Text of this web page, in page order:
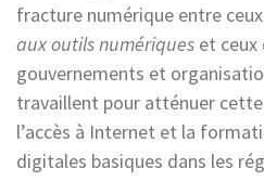
fracture numérique entre
aux outils numériques et ceux
gouvernements et
travaillent pour atténuer
l’accès à Internet et la
digitales basiques dans les